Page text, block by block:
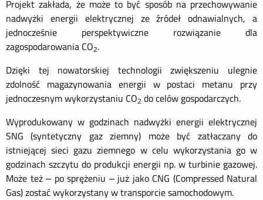
Projekt zakłada, że może to być sposób na przechowywanie
nadwyżki energii elektrycznej ze źródeł odnawialnych, a
jednocześnie perspektywiczne rozwiązanie dla
zagospodarowania CO2.
Dzięki tej nowatorskiej technologii zwiększeniu ulegnie
zdolność magazynowania energii w postaci metanu przy
jednoczesnym wykorzystaniu CO2 do celów gospodarczych.
Wyprodukowany w godzinach nadwyżki energii elektrycznej
SNG (syntetyczny gaz ziemny) może być zatłaczany do
istniejącej sieci gazu ziemnego w celu wykorzystania go w
godzinach szczytu do produkcji energii np. w turbinie gazowej.
Może też – po sprężeniu – już jako CNG (Compressed Natural
Gas) zostać wykorzystany w transporcie samochodowym.